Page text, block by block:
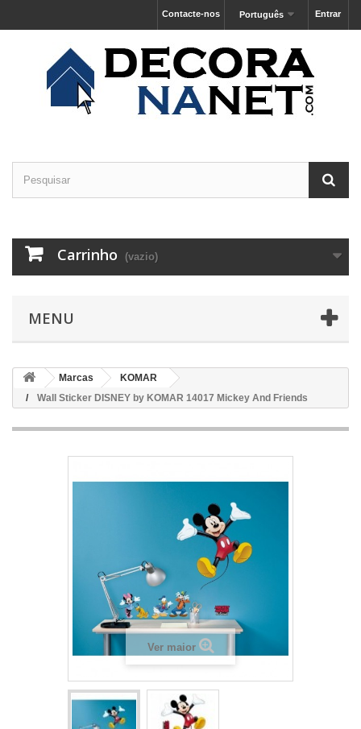
Entrar
Português
Contacte-nos
Carrinho (vazio)
MENU
Marcas
KOMAR
Wall Sticker DISNEY by KOMAR 14017 Mickey And Friends
Ver maior